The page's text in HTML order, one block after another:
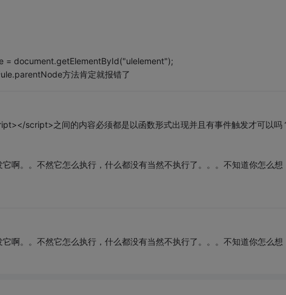
= document.getElementById("ulelement");
方法肯定就报错了
script>之间的内容必须都是以函数形式出现并且有事件触发才可以吗
啊。。不然它怎么执行，什么都没有当然不执行了。。。不知道你怎么想
啊。。不然它怎么执行，什么都没有当然不执行了。。。不知道你怎么想